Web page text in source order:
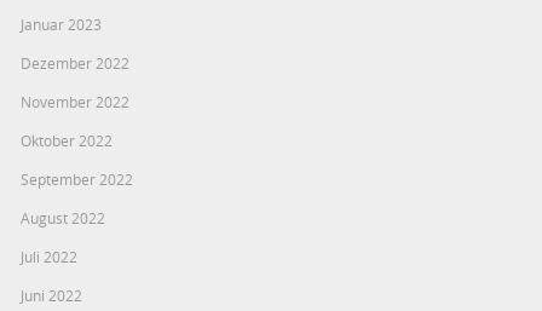
Januar 2023
Dezember 2022
November 2022
Oktober 2022
September 2022
August 2022
Juli 2022
Juni 2022